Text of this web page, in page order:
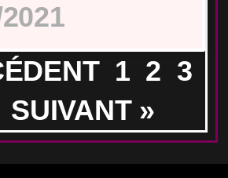
1 2 3
SUIVANT »